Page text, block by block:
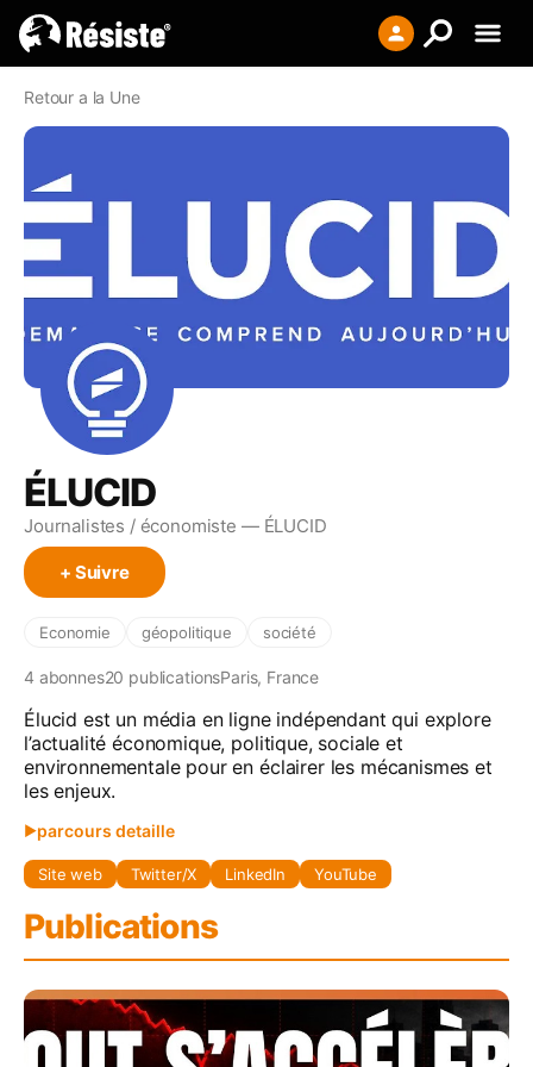
Se connecter
Retour a la Une
ÉLUCID
Journalistes / économiste — ÉLUCID
+ Suivre
Economie géopolitique société
4 abonnes20 publicationsParis, France
Élucid est un média en ligne indépendant qui explore
l’actualité économique, politique, sociale et
environnementale pour en éclairer les mécanismes et
les enjeux.
▶parcours detaille
Élucid c'est quoi ?
Élucid est un média en ligne indépendant qui
explore l’actualité économique, politique, sociale
et environnementale pour en éclairer les
Fondé en 2021 par le spécialiste de la donnée
économique et démographique Olivier Berruyer,
Site web Twitter/X LinkedIn YouTube
Publications